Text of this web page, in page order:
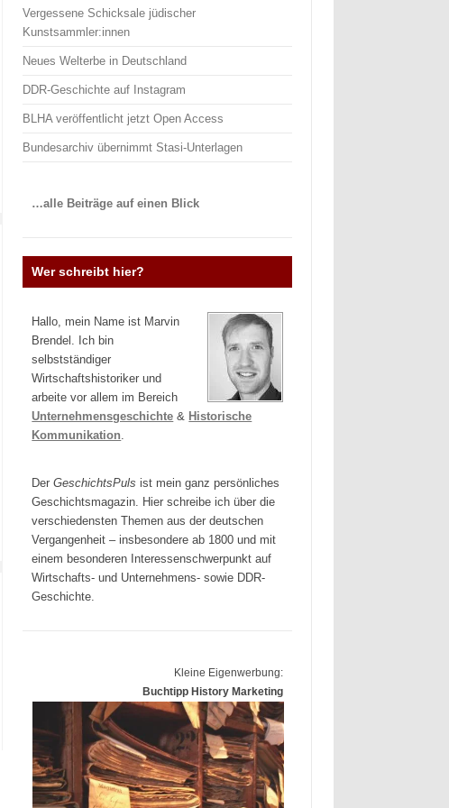
Vergessene Schicksale jüdischer
Kunstsammler:innen
Neues Welterbe in Deutschland
DDR-Geschichte auf Instagram
BLHA veröffentlicht jetzt Open Access
Bundesarchiv übernimmt Stasi-Unterlagen
…alle Beiträge auf einen Blick
Wer schreibt hier?
Hallo, mein Name ist Marvin
Brendel. Ich bin
selbstständiger
Wirtschaftshistoriker und
arbeite vor allem im Bereich
Unternehmensgeschichte & Historische
Kommunikation
DerGeschichtsPuls ist mein ganz persönliches
Geschichtsmagazin. Hier schreibe ich über die
verschiedensten Themen aus der deutschen
Vergangenheit – insbesondere ab 1800 und mit
einem besonderen Interessenschwerpunkt auf
Wirtschafts- und Unternehmens- sowie DDR-
Geschichte.
Kleine Eigenwerbung:
Buchtipp History Marketing